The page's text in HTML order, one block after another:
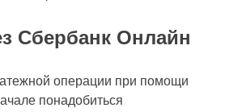
Сбербанк Онлайн
операции при помощи
понадобиться